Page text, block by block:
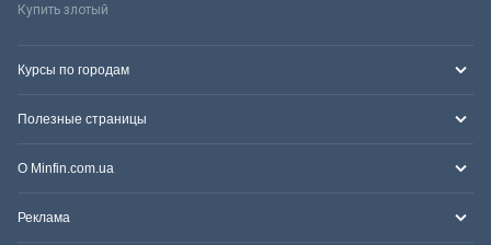
Купить злотый
Курсы по городам
Полезные страницы
О Minfin.com.ua
Реклама